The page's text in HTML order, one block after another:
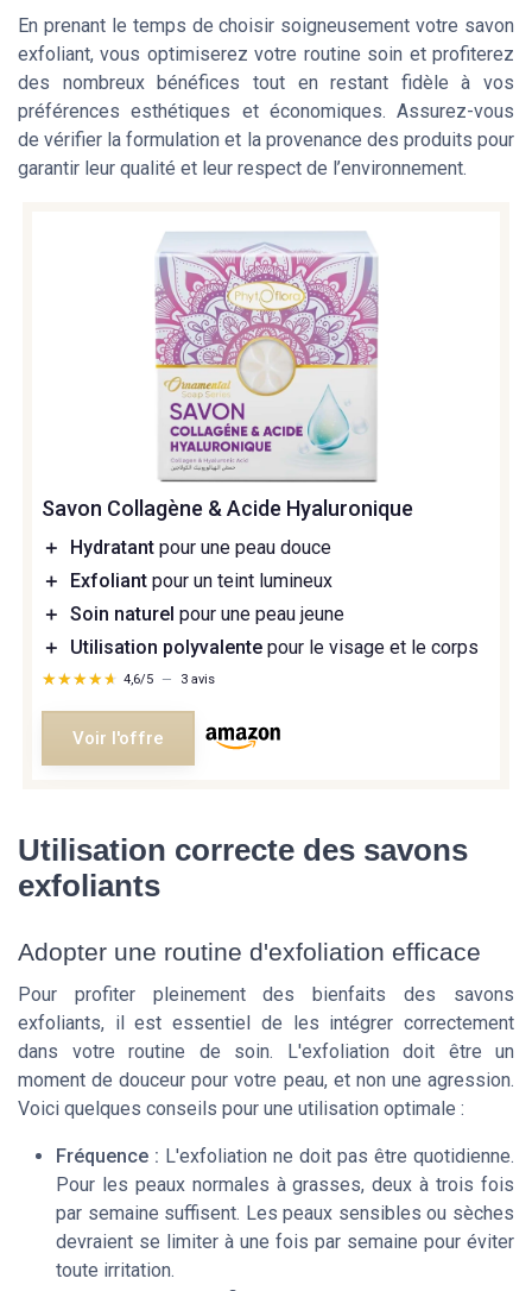
En prenant le temps de choisir soigneusement votre savon
exfoliant, vous optimiserez votre routine soin et profiterez
des nombreux bénéfices tout en restant fidèle à vos
préférences esthétiques et économiques. Assurez-vous
de vérifier la formulation et la provenance des produits pour
garantir leur qualité et leur respect de l’environnement.
Savon Collagène & Acide Hyaluronique
＋ Hydratant pour une peau douce
＋
Exfoliant pour un teint lumineux
＋ Soin naturel pour une peau jeune
＋
Utilisation polyvalente pour le visage et le corps
★★★★★
★★★★★ 4,6/5 — 3 avis
Voir l'offre
Utilisation correcte des savons
exfoliants
Adopter une routine d'exfoliation efficace
Pour profiter pleinement des bienfaits des savons
exfoliants, il est essentiel de les intégrer correctement
dans votre routine de soin. L'exfoliation doit être un
moment de douceur pour votre peau, et non une agression.
Voici quelques conseils pour une utilisation optimale :
Fréquence : L'exfoliation ne doit pas être quotidienne.
Pour les peaux normales à grasses, deux à trois fois
par semaine suffisent. Les peaux sensibles ou sèches
devraient se limiter à une fois par semaine pour éviter
toute irritation.